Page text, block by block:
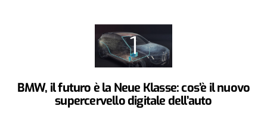
BMW, il futuro è la Neue Klasse: cos’è il nuovo
supercervello digitale dell’auto